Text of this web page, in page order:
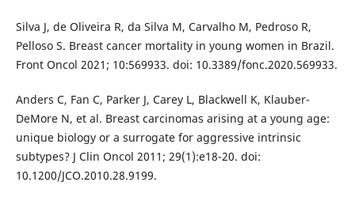
Silva J, de Oliveira R, da Silva M, Carvalho M, Pedroso R,
Pelloso S. Breast cancer mortality in young women in Brazil.
Front Oncol 2021; 10:569933. doi: 10.3389/fonc.2020.569933.
Anders C, Fan C, Parker J, Carey L, Blackwell K, Klauber-
DeMore N, et al. Breast carcinomas arising at a young age:
unique biology or a surrogate for aggressive intrinsic
subtypes? J Clin Oncol 2011; 29(1):e18-20. doi:
10.1200/JCO.2010.28.9199.